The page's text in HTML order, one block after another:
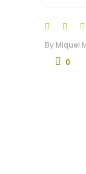
By Miquel
0